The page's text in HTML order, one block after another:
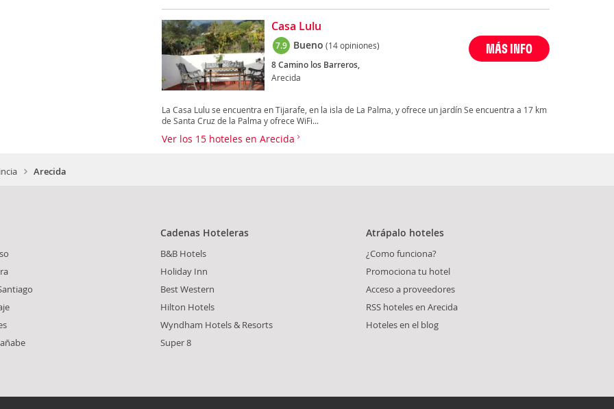
Casa Lulu
7.9 Bueno (14 opiniones)
8 Camino los Barreros,
Arecida
MÁS INFO
La Casa Lulu se encuentra en Tijarafe, en la isla de La Palma, y ofrece un jardín Se encuentra a 17 km
de Santa Cruz de la Palma y ofrece WiFi...
Ver los 15 hoteles en Arecida
Arecida
Cadenas Hoteleras
B&B Hotels
Holiday Inn
Best Western
Hilton Hotels
Wyndham Hotels & Resorts
Super 8
Atrápalo hoteles
¿Como funciona?
Promociona tu hotel
Acceso a proveedores
RSS hoteles en Arecida
Hoteles en el blog